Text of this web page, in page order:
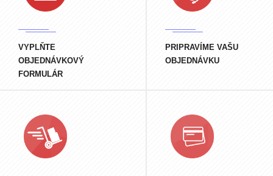
VYPLŇTE
OBJEDNÁVKOVÝ
FORMULÁR
PRIPRAVÍME VAŠU
OBJEDNÁVKU